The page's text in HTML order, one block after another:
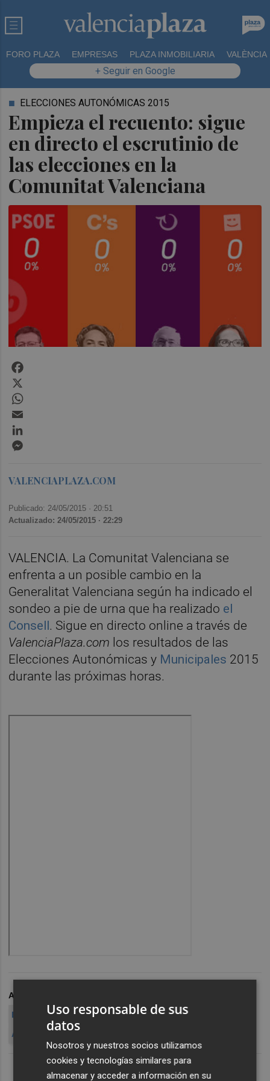
FORO PLAZA EMPRESAS PLAZA INMOBILIARIA VALÈNCIA
+ Seguir en Google
Empieza el recuento: sigue
en directo el escrutinio de
las elecciones en la
Comunitat Valenciana
ELECCIONES AUTONÓMICAS 2015
VALENCIAPLAZA.COM
Publicado: 24/05/2015 · 20:51
Actualizado: 24/05/2015 · 22:29
VALENCIA. La Comunitat Valenciana se
enfrenta a un posible cambio en la
Generalitat Valenciana según ha indicado el
sondeo a pie de urna que ha realizado el
Consell. Sigue en directo online a través de
ValenciaPlaza.com los resultados de las
Elecciones Autonómicas y Municipales 2015
durante las próximas horas.
ARCHIVADO EN
ELECCIONES 2015
VALENCIA
CASTELLÓN
ALICANTE ELCHE
Uso responsable de sus
datos
Nosotros y nuestros socios utilizamos
cookies y tecnologías similares para
almacenar y acceder a información en su